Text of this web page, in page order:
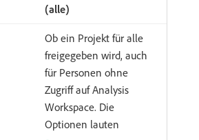
(alle)
Ob ein Projekt für alle
freigegeben wird, auch
für Personen ohne
Zugriff auf Analysis
Workspace. Die
Optionen lauten